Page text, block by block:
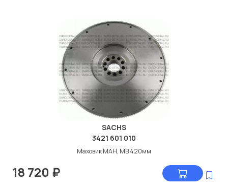
SACHS
3421 601 010
Маховик МАН, МВ 420мм
18 720 ₽